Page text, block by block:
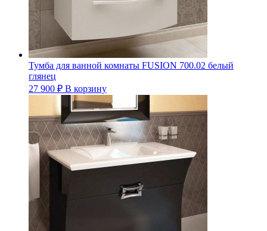
Тумба для ванной комнаты FUSION 700.02 белый
глянец
27 900 ₽ В корзину